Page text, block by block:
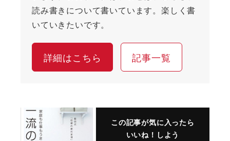
読み書きについて書いています。楽しく書
いていきたいです。
詳細はこちら 記事一覧
この記事が気に入ったら
いいね！しよう